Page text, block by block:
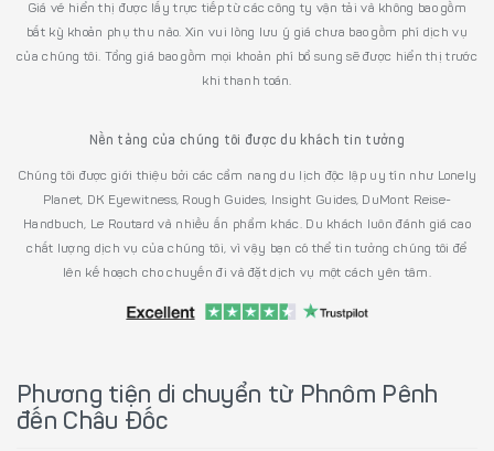
Giá vé hiển thị được lấy trực tiếp từ các công ty vận tải và không bao gồm
bất kỳ khoản phụ thu nào. Xin vui lòng lưu ý giá chưa bao gồm phí dịch vụ
của chúng tôi. Tổng giá bao gồm mọi khoản phí bổ sung sẽ được hiển thị trước
khi thanh toán.
Nền tảng của chúng tôi được du khách tin tưởng
Chúng tôi được giới thiệu bởi các cẩm nang du lịch độc lập uy tín như Lonely
Planet, DK Eyewitness, Rough Guides, Insight Guides, DuMont Reise-
Handbuch, Le Routard và nhiều ấn phẩm khác. Du khách luôn đánh giá cao
chất lượng dịch vụ của chúng tôi, vì vậy bạn có thể tin tưởng chúng tôi để
lên kế hoạch cho chuyến đi và đặt dịch vụ một cách yên tâm.
Phương tiện di chuyển từ Phnôm Pênh
đến Châu Đốc